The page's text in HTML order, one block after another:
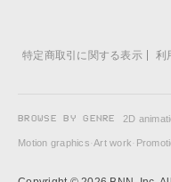
特定商取引に関する表示 利
BROWSE BY GENRE 2D
Motion graphics·Art work·